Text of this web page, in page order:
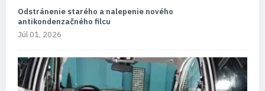
Odstránenie starého a nalepenie nového
antikondenzačného filcu
Júl 01, 2026